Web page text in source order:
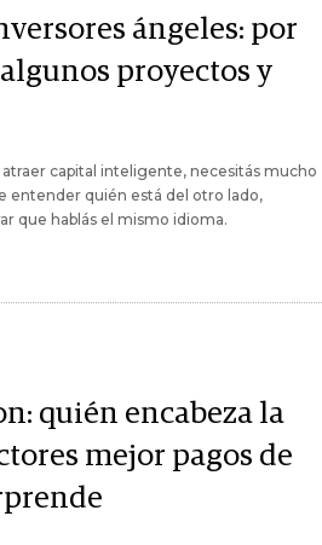
ángeles: por
proyectos y
capital inteligente, necesitás mucho
entender quién está del otro lado,
que hablás el mismo idioma.
quién encabeza la
mejor pagos de